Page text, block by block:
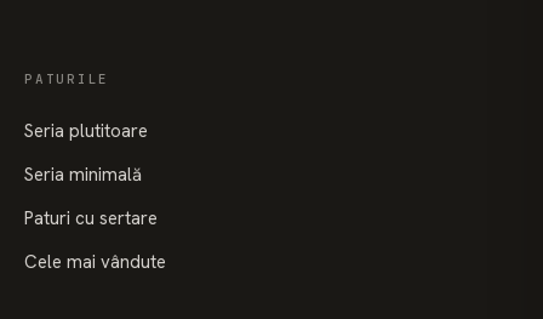
PATURILE
Seria plutitoare
Seria minimală
Paturi cu sertare
Cele mai vândute